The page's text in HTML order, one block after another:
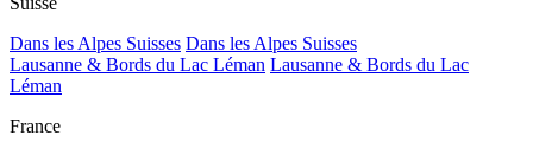
Dans les Alpes Suisses Dans les Alpes Suisses
Lausanne & Bords du Lac Léman Lausanne & Bords du Lac
Léman
France